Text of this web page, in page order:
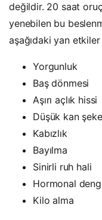
değildir. 20 saat
yenebilen bu
aşağıdaki yan
Yorgunluk
Baş dönmesi
Aşırı açlık hissi
Düşük kan
Kabızlık
Bayılma
Sinirli ruh hali
Hormonal
Kilo alma